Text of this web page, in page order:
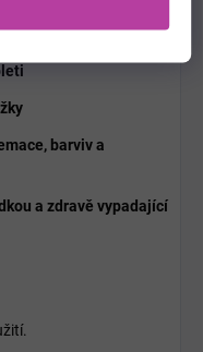
barviv a
a zdravě vypadající